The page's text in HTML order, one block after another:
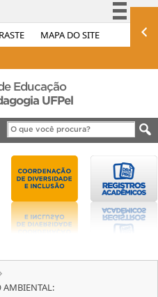
MAPA DO SITE
Simplifique!
Acesso à informação
Legislação
Canais
Educação
UFPel